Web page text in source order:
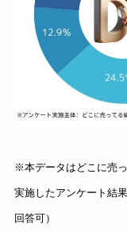
※本データはどこに売
実施したアンケート結
回答可）